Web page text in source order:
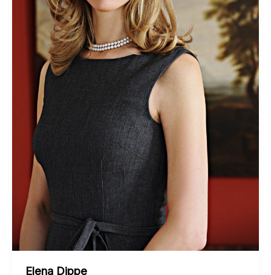
Elena Dippe